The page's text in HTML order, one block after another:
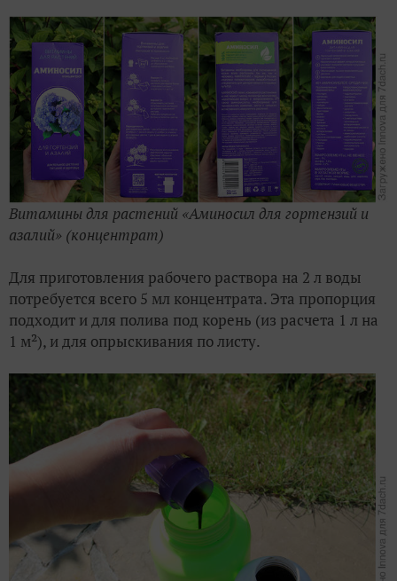
Витамины для растений «Аминосил для гортензий и
азалий» (концентрат)
Для приготовления рабочего раствора на 2 л воды
потребуется всего 5 мл концентрата. Эта пропорция
подходит и для полива под корень (из расчета 1 л на
1 м²), и для опрыскивания по листу.